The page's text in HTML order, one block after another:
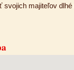
svojich majiteľov dlhé